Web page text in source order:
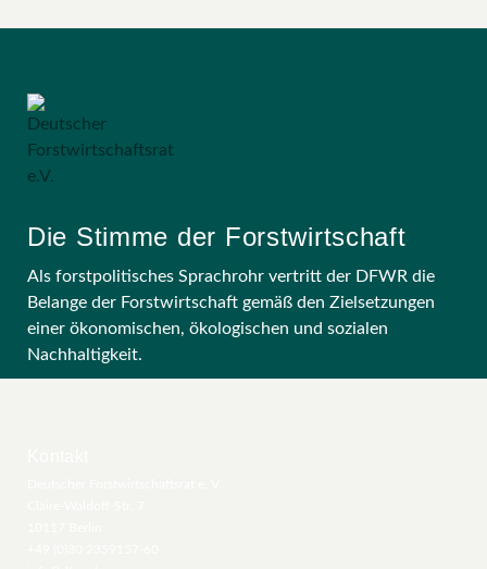
Die Stimme der Forstwirtschaft
Als forstpolitisches Sprachrohr vertritt der DFWR die
Belange der Forstwirtschaft gemäß den Zielsetzungen
einer ökonomischen, ökologischen und sozialen
Nachhaltigkeit.